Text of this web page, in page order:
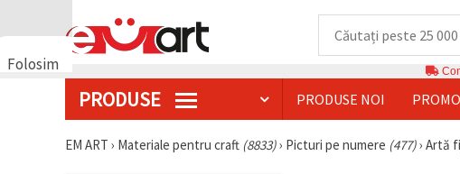
Folosim
PRODUSE PRODUSE NOI
EM ART › Materiale pentru craft (8833)› Picturi pe numere (477)› Artă